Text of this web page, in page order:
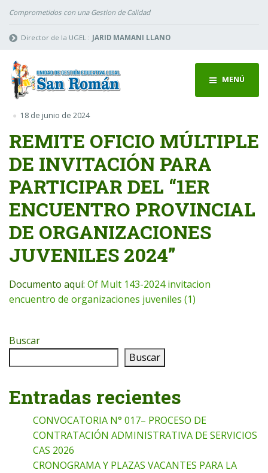
Comprometidos con una Gestion de Calidad
Director de la UGEL : JARID MAMANI LLANO
MENÚ
18 de junio de 2024
REMITE OFICIO MÚLTIPLE
DE INVITACIÓN PARA
PARTICIPAR DEL “1ER
ENCUENTRO PROVINCIAL
DE ORGANIZACIONES
JUVENILES 2024”
Documento aquí: Of Mult 143-2024 invitacion
encuentro de organizaciones juveniles (1)
Buscar
Buscar
Entradas recientes
CONVOCATORIA N° 017– PROCESO DE
CONTRATACIÓN ADMINISTRATIVA DE SERVICIOS
CAS 2026
CRONOGRAMA Y PLAZAS VACANTES PARA LA